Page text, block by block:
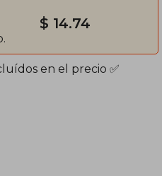
$ 14.74
en el precio ✅